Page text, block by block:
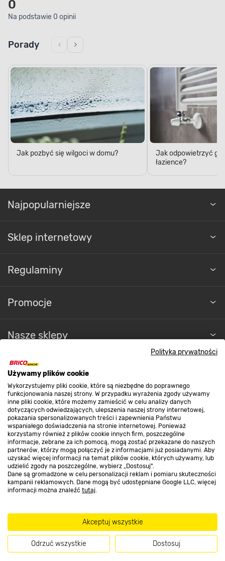
Polityka prywatności
Używamy plików cookie
Wykorzystujemy pliki cookie, które są niezbędne do poprawnego
funkcjonowania naszej strony. W przypadku wyrażenia zgody używamy
inne pliki cookie, które możemy zamieścić w celu analizy danych
dotyczących odwiedzających, ulepszenia naszej strony internetowej,
pokazania spersonalizowanych treści i zapewnienia Państwu
wspaniałego doświadczenia na stronie internetowej. Ponieważ
korzystamy również z plików cookie innych firm, poszczególne
informacje, zebrane za ich pomocą, mogą zostać przekazane do naszych
partnerów, którzy mogą połączyć je z informacjami już posiadanymi. Aby
uzyskać więcej informacji na temat plików cookie, których używamy, lub
udzielić zgody na poszczególne, wybierz „Dostosuj”.
Dane są gromadzone w celu personalizacji reklam i pomiaru skuteczności
kampanii reklamowych. Dane mogą być udostępniane Google LLC, więcej
informacji można znaleźć tutaj.
Akceptuj wszystkie
Odrzuć wszystkie Dostosuj
0
Na podstawie 0 opinii
Porady
Jak pozbyć się wilgoci w domu?
Jak odpowietrzyć
łazience?
Najpopularniejsze
Sklep internetowy
Regulaminy
Promocje
Nasze sklepy
O nas
Kontakt do sklepu
Strefa biznesu
Dołącz do nas